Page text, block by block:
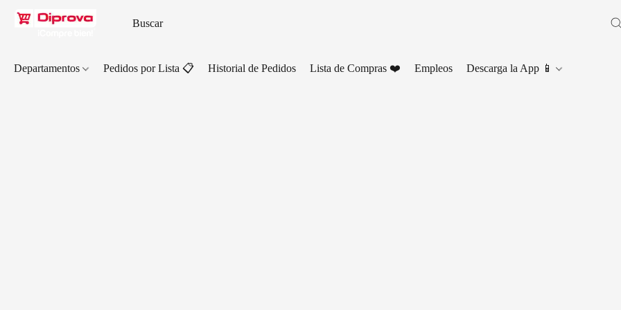
Departamentos Pedidos por Lista 📋 Historial de Pedidos Lista de Compras ❤️ Empleos Descarga la App 📱